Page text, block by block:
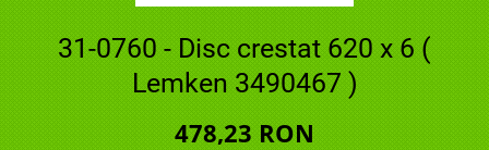
31-0760 - Disc crestat 620 x 6 (
Lemken 3490467 )
478,23 RON